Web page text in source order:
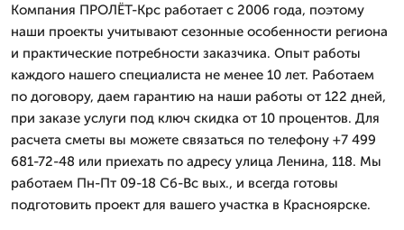
Компания ПРОЛЁТ-Крс работает с 2006 года, поэтому
наши проекты учитывают сезонные особенности региона
и практические потребности заказчика. Опыт работы
каждого нашего специалиста не менее 10 лет. Работаем
по договору, даем гарантию на наши работы от 122 дней,
при заказе услуги под ключ скидка от 10 процентов. Для
расчета сметы вы можете связаться по телефону +7 499
681-72-48 или приехать по адресу улица Ленина, 118. Мы
работаем Пн-Пт 09-18 Сб-Вс вых., и всегда готовы
подготовить проект для вашего участка в Красноярске.